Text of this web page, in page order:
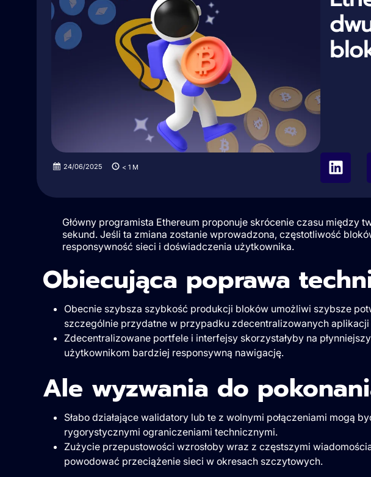
24/06/2025 < 1 M
Główny programista Ethereum proponuje skrócenie czasu między
sekund. Jeśli ta zmiana zostanie wprowadzona, częstotliwość
responsywność sieci i doświadczenia użytkownika.
Obiecująca poprawa
Obecnie szybsza szybkość produkcji bloków umożliwi szybsze
szczególnie przydatne w przypadku zdecentralizowanych aplikacji
Zdecentralizowane portfele i interfejsy skorzystałyby na
użytkownikom bardziej responsywną nawigację.
Ale wyzwania do
Słabo działające walidatory lub te z wolnymi połączeniami mogą
rygorystycznymi ograniczeniami technicznymi.
Zużycie przepustowości wzrosłoby wraz z częstszymi
powodować przeciążenie sieci w okresach szczytowych.